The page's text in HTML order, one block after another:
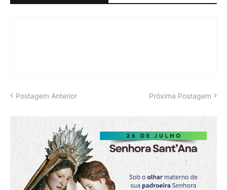
Postagem Anterior Próxima Postagem